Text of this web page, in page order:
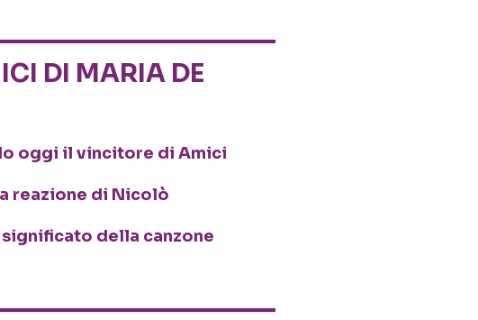
DI MARIA DE
oggi il vincitore di Amici
reazione di Nicolò
della canzone